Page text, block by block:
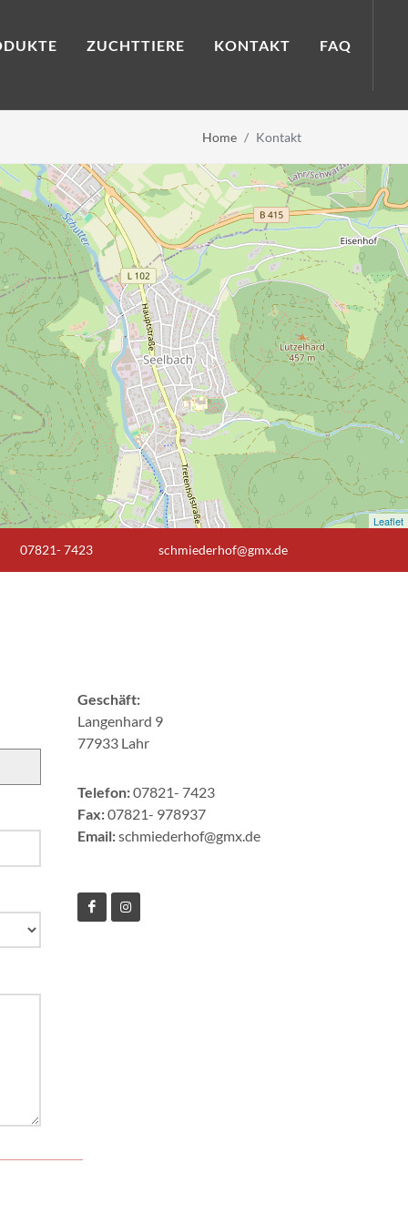
ZUCHTTIERE KONTAKT FAQ
Home Kontakt
Leaflet
07821- 7423 schmiederhof@gmx.de
Geschäft:
Langenhard 9
77933 Lahr
Telefon:07821- 7423
Fax:07821- 978937
Email:schmiederhof@gmx.de